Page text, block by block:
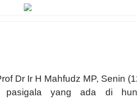
Dr Ir H Mahfudz MP, Senin
pasigala yang ada di